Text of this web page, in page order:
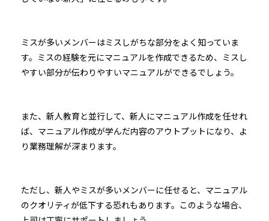
ミスが多いメンバーはミスしがちな部分をよく知っていま
す。ミスの経験を元にマニュアルを作成できるため、ミスし
やすい部分が伝わりやすいマニュアルができるでしょう。
また、新人教育と並行して、新人にマニュアル作成を任せれ
ば、マニュアル作成が学んだ内容のアウトプットになり、よ
り業務理解が深まります。
ただし、新人やミスが多いメンバーに任せると、マニュアル
のクオリティが低下する恐れもあります。このような場合、